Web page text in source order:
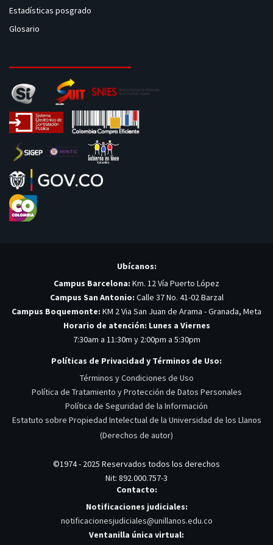
Estadísticas posgrado
Glosario
Ubícanos:
Campus Barcelona: Km. 12 Vía Puerto López
Campus San Antonio: Calle 37 No. 41-02 Barzal
Campus Boquemonte: KM 2 Via San Juan de Arama - Granada, Meta
Horario de atención: Lunes a Viernes
7:30am a 11:30m y 2:00pm a 5:30pm
Políticas de Privacidad y Términos de Uso:
Términos y Condiciones de Uso
Política de Tratamiento y Protección de Datos Personales
Política de Seguridad de la Información
Estatuto sobre Propiedad Intelectual de la Universidad de los Llanos
(Derechos de autor)
©1974 - 2025 Reservados todos los derechos
Nit: 892.000.757-3
Contacto:
Notificaciones judiciales:
notificacionesjudiciales@unillanos.edu.co
Ventanilla única virtual: